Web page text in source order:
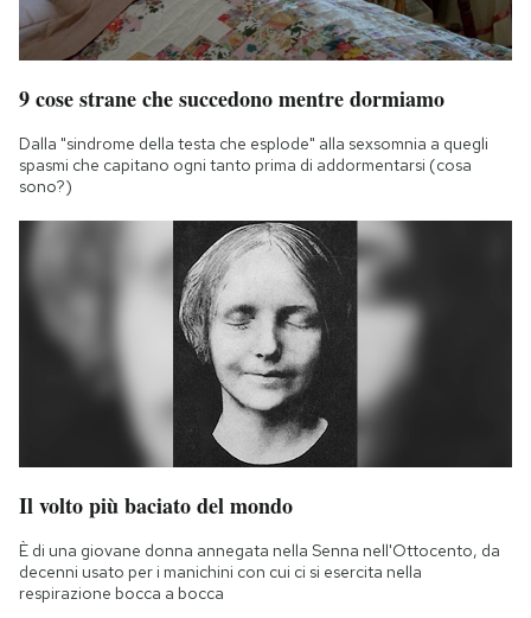
9 cose strane che succedono mentre dormiamo
Dalla "sindrome della testa che esplode" alla sexsomnia a quegli
spasmi che capitano ogni tanto prima di addormentarsi (cosa
sono?)
Il volto più baciato del mondo
È di una giovane donna annegata nella Senna nell'Ottocento, da
decenni usato per i manichini con cui ci si esercita nella
respirazione bocca a bocca